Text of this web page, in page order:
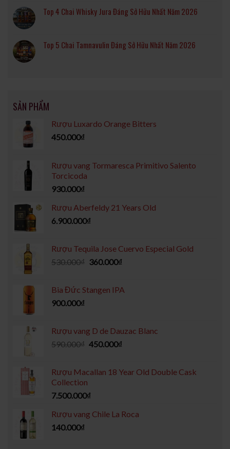
Top 4 Chai Whisky Jura Đáng Sở Hữu Nhất Năm 2026
Top 5 Chai Tamnavulin Đáng Sở Hữu Nhất Năm 2026
SẢN PHẨM
Rượu Luxardo Orange Bitters
450.000₫
Rượu vang Tormaresca Primitivo Salento
Torcicoda
930.000₫
Rượu Aberfeldy 21 Years Old
6.900.000₫
Rượu Tequila Jose Cuervo Especial Gold
530.000₫ 360.000₫
Bia Đức Stangen IPA
900.000₫
Rượu vang D de Dauzac Blanc
590.000₫ 450.000₫
Rượu Macallan 18 Year Old Double Cask
Collection
7.500.000₫
Rượu vang Chile La Roca
140.000₫